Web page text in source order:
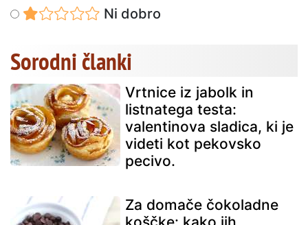
Ni dobro
Sorodni članki
Vrtnice iz jabolk in
listnatega testa:
valentinova sladica, ki je
videti kot pekovsko
pecivo.
Za domače čokoladne